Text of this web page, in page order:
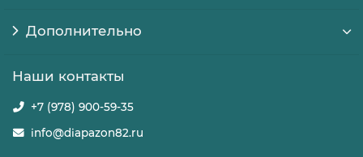
Дополнительно
Наши контакты
+7 (978) 900-59-35
info@diapazon82.ru